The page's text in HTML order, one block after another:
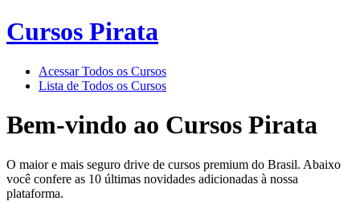
Cursos Pirata
Acessar Todos os Cursos
Lista de Todos os Cursos
Bem-vindo ao Cursos Pirata
O maior e mais seguro drive de cursos premium do Brasil. Abaixo
você confere as 10 últimas novidades adicionadas à nossa
plataforma.